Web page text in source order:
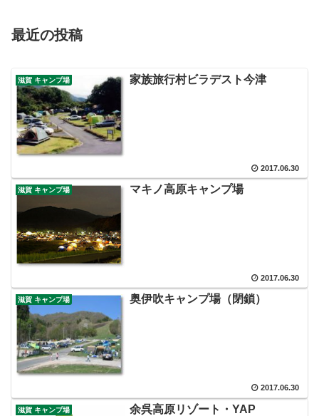
最近の投稿
滋賀 キャンプ場 家族旅行村ビラデスト今津
2017.06.30
滋賀 キャンプ場 マキノ高原キャンプ場
2017.06.30
滋賀 キャンプ場 奥伊吹キャンプ場（閉鎖）
2017.06.30
滋賀 キャンプ場
余呉高原リゾート・YAP